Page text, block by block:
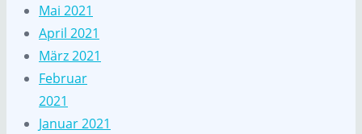
Mai 2021
April 2021
März 2021
Februar
2021
Januar 2021